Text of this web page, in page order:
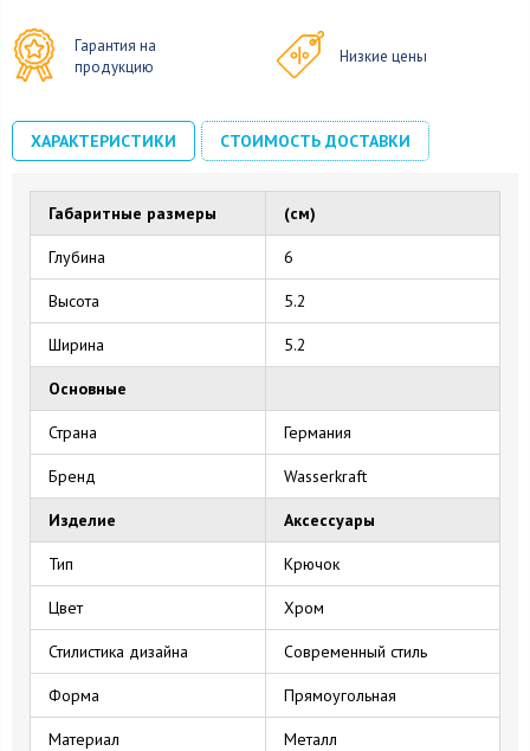
Гарантия на
продукцию
Низкие цены
ХАРАКТЕРИСТИКИ СТОИМОСТЬ ДОСТАВКИ
Габаритные размеры (см)
Глубина 6
Высота 5.2
Ширина 5.2
Основные
Страна Германия
Бренд Wasserkraft
Изделие Аксессуары
Тип Крючок
Цвет Хром
Стилистика дизайна Современный стиль
Форма Прямоугольная
Материал Металл